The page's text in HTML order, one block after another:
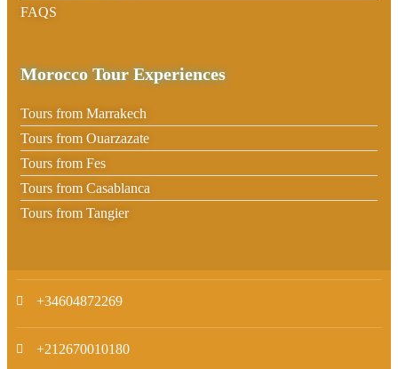
FAQS
Morocco Tour Experiences
Tours from Marrakech
Tours from Ouarzazate
Tours from Fes
Tours from Casablanca
Tours from Tangier
+34604872269
+212670010180